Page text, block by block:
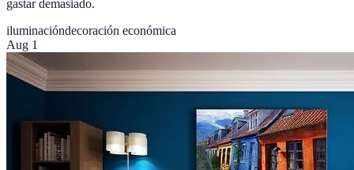
gastar demasiado.
iluminacióndecoración económica
Aug 1